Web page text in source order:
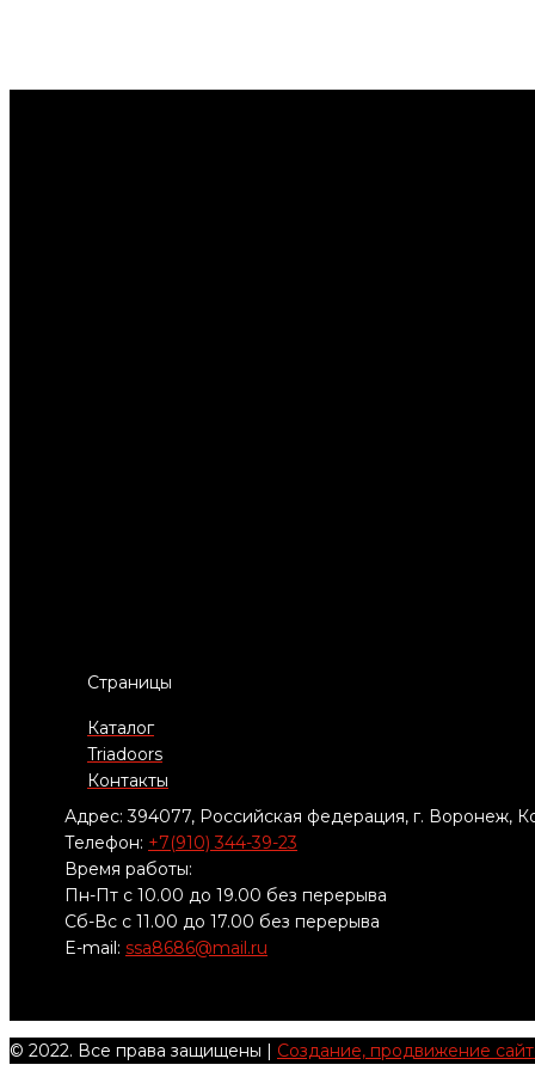
Страницы
Каталог
Triadoors
Контакты
Адрес: 394077, Российская федерация, г. Воронеж,
Телефон: +7(910) 344-39-23
Время работы:
Пн-Пт с 10.00 до 19.00 без перерыва
Сб-Вс с 11.00 до 17.00 без перерыва
E-mail: ssa8686@mail.ru
© 2022. Все права защищены | Создание, продвижение